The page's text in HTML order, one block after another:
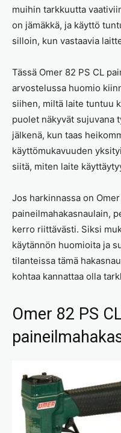
muihin tarkkuutta
on jämäkkä, ja käyttö
silloin, kun vastaavia
Tässä Omer 82 PS CL
arvostelussa huomio
siihen, miltä laite tuntuu
puolet näkyvät sujuvana
jälkenä, kun taas
käyttömukavuuden
siitä, miten laite
Jos harkinnassa on
paineilmahakasnaulain,
kerro riittävästi. Siksi
käytännön huomioita ja
tilanteissa tämä
kohtaa kannattaa olla
Omer 82 PS